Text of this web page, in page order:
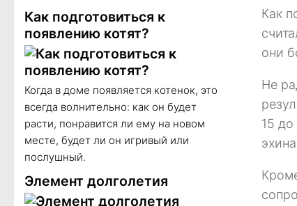
Как
они
Не
15
Как подготовиться к
появлению котят?
Когда в доме появляется котенок, это
всегда волнительно: как он будет
расти, понравится ли ему на новом
месте, будет ли он игривый или
послушный.
Элемент долголетия